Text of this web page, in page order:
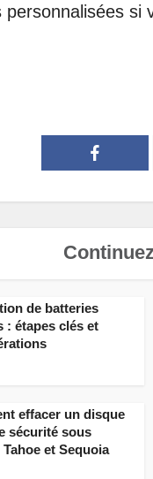
de batteries
: étapes clés et
effacer un disque
sécurité sous
Tahoe et Sequoia